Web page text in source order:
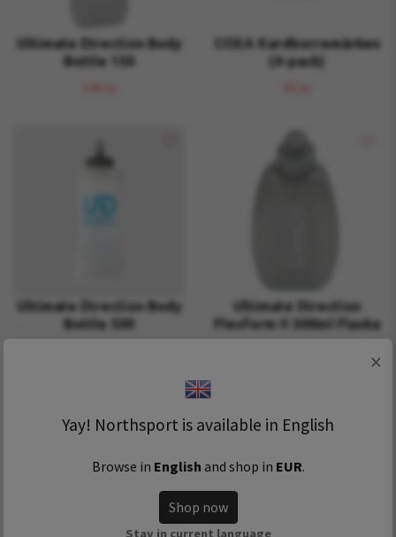
Ultimate Direction Body
Bottle 150
COXA Kardborremärken
(4-pack)
Ultimate Direction Body
Bottle 500
Ultimate Direction
Flexform II 300ml Flaska
×
Yay! Northsport is available in English
Browse in English and shop in EUR.
Shop now
Stay in current language